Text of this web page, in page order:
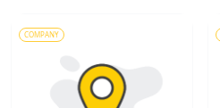
COMPANY